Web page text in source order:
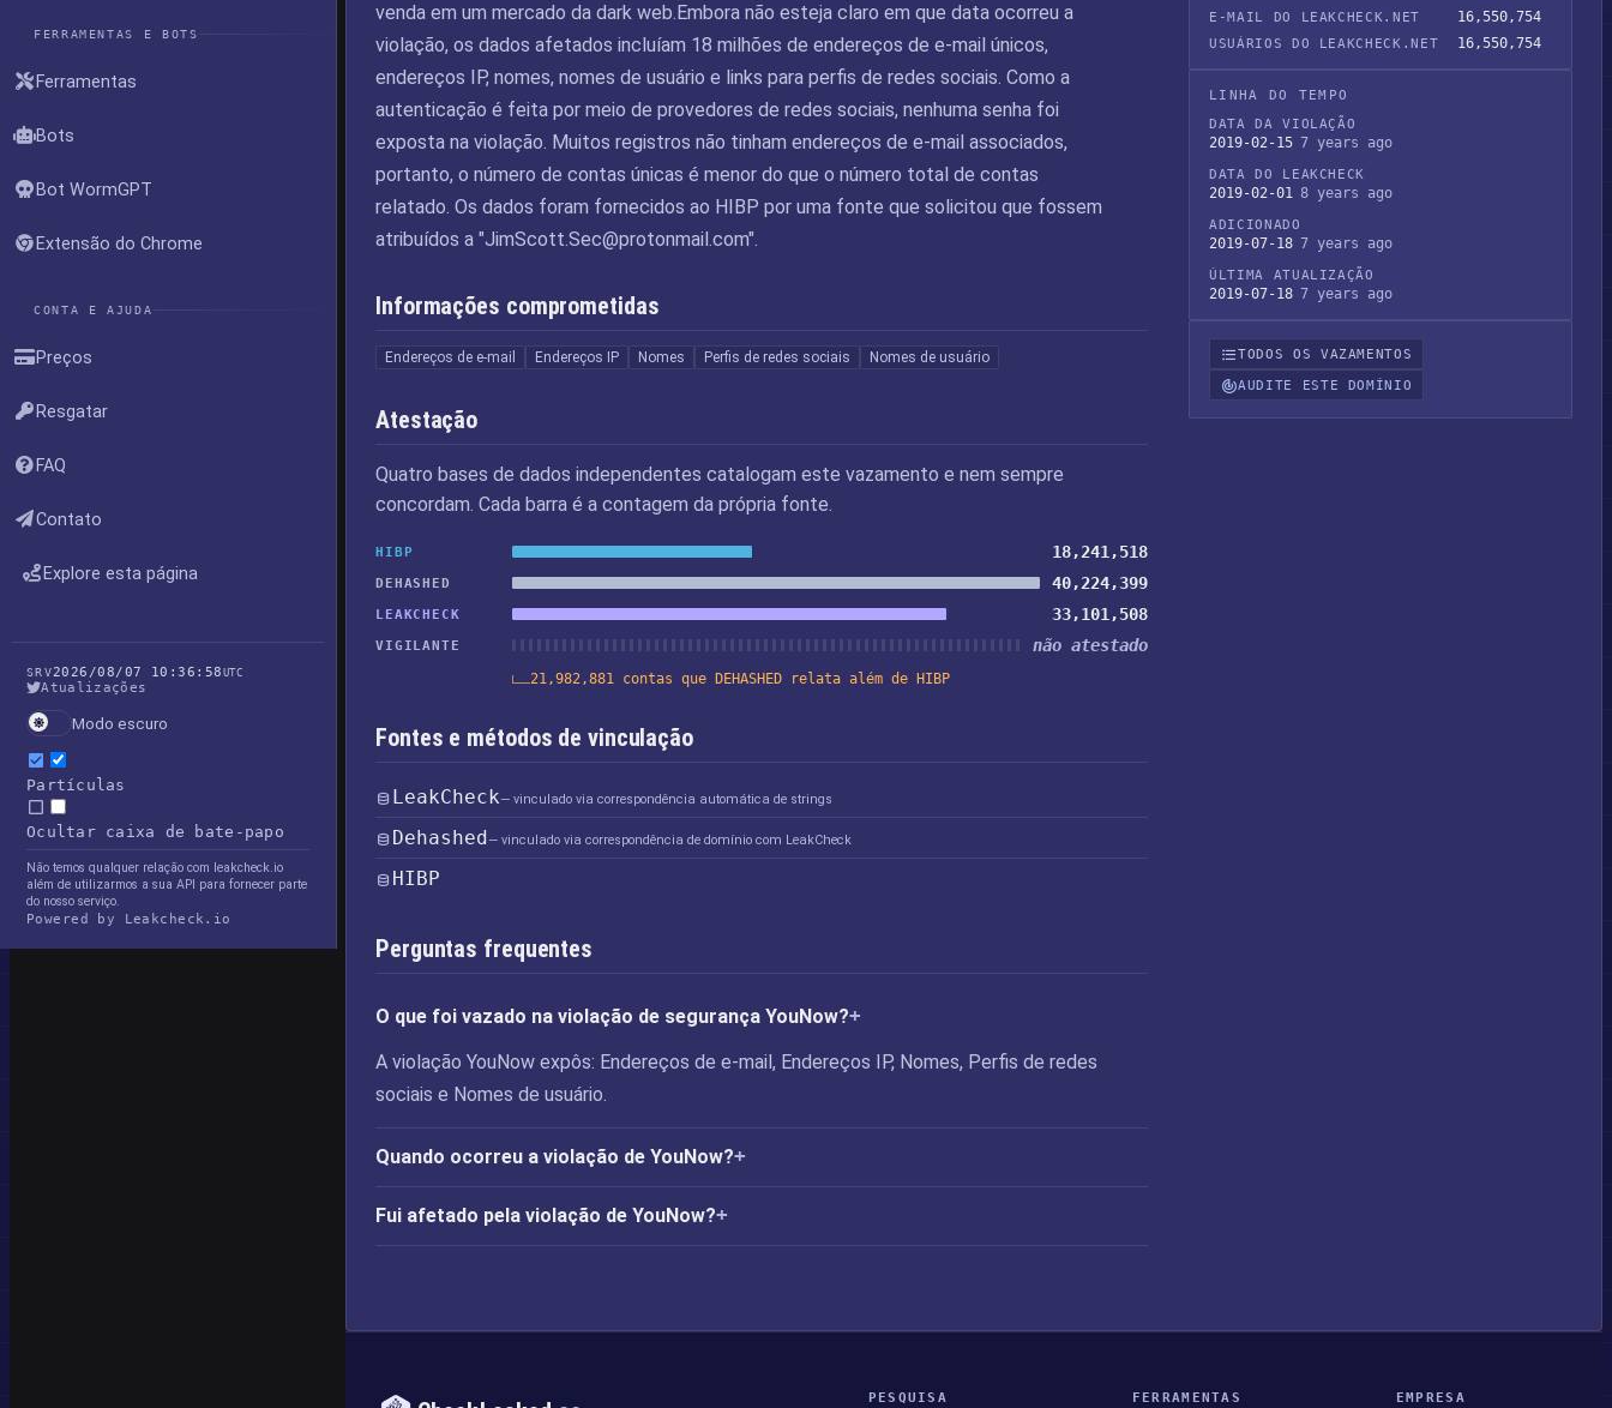
FERRAMENTAS E BOTS
Ferramentas
Bots
Bot WormGPT
Extensão do Chrome
CONTA E AJUDA
Preços
Resgatar
FAQ
Contato
Explore esta página
SRV2026/08/07 10:36:58UTC
Atualizações
Modo escuro
Partículas
Ocultar caixa de bate-papo
Não temos qualquer relação com leakcheck.io
além de utilizarmos a sua API para fornecer parte
do nosso serviço.
Powered by Leakcheck.io
venda em um mercado da dark web.Embora não esteja claro em que data ocorreu a
violação, os dados afetados incluíam 18 milhões de endereços de e-mail únicos,
endereços IP, nomes, nomes de usuário e links para perfis de redes sociais. Como a
autenticação é feita por meio de provedores de redes sociais, nenhuma senha foi
exposta na violação. Muitos registros não tinham endereços de e-mail associados,
portanto, o número de contas únicas é menor do que o número total de contas
relatado. Os dados foram fornecidos ao HIBP por uma fonte que solicitou que fossem
atribuídos a "JimScott.Sec@protonmail.com".
Informações comprometidas
Endereços de e-mail Endereços IP Nomes Perfis de redes sociais Nomes de usuário
Atestação
Quatro bases de dados independentes catalogam este vazamento e nem sempre
concordam. Cada barra é a contagem da própria fonte.
HIBP 18,241,518
DEHASHED 40,224,399
LEAKCHECK 33,101,508
VIGILANTE não atestado
21,982,881 contas que DEHASHED relata além de HIBP
Fontes e métodos de vinculação
LeakCheck— vinculado via correspondência automática de strings
Dehashed— vinculado via correspondência de domínio com LeakCheck
HIBP
Perguntas frequentes
O que foi vazado na violação de segurança YouNow?
A violação YouNow expôs: Endereços de e-mail, Endereços IP, Nomes, Perfis de redes
sociais e Nomes de usuário.
Quando ocorreu a violação de YouNow?
Fui afetado pela violação de YouNow?
E-MAIL DO LEAKCHECK.NET 16,550,754
USUÁRIOS DO LEAKCHECK.NET 16,550,754
LINHA DO TEMPO
DATA DA VIOLAÇÃO
2019-02-15 7 years ago
DATA DO LEAKCHECK
2019-02-01 8 years ago
ADICIONADO
2019-07-18 7 years ago
ÚLTIMA ATUALIZAÇÃO
2019-07-18 7 years ago
TODOS OS VAZAMENTOS
AUDITE ESTE DOMÍNIO
PESQUISA FERRAMENTAS EMPRESA